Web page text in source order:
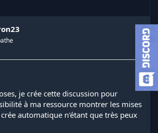
je crée cette discussion pour
à ma ressource montrer les mises
automatique n'étant que très peux